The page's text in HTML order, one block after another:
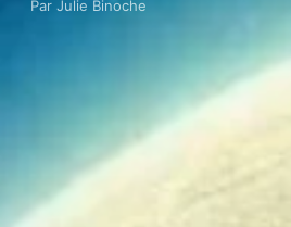
Par Julie Binoche